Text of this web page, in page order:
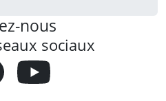
nous
sociaux